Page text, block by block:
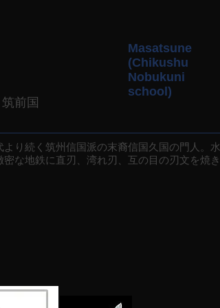
筑前国
Masatsune
(Chikushu
Nobukuni
school)
り続く筑州信国派の末裔信国久国の門人。水
な地鉄に直刃、湾れ刃、互の目の刃文を焼き